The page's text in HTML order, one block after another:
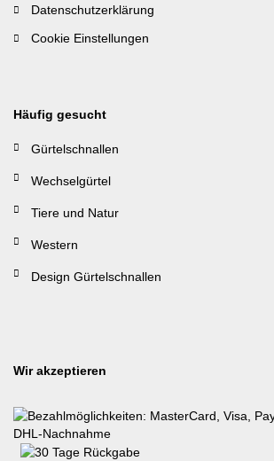
Datenschutzerklärung
Cookie Einstellungen
Häufig gesucht
Gürtelschnallen
Wechselgürtel
Tiere und Natur
Western
Design Gürtelschnallen
Wir akzeptieren